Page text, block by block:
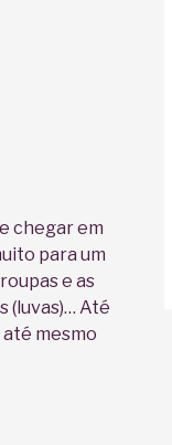
chegar em
para um
e as
(luvas)… Até
mesmo